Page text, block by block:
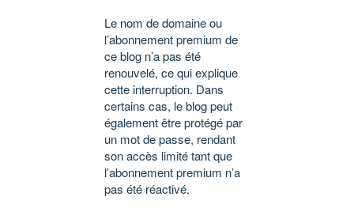
Le nom de domaine ou
l’abonnement premium de
ce blog n’a pas été
renouvelé, ce qui explique
cette interruption. Dans
certains cas, le blog peut
également être protégé par
un mot de passe, rendant
son accès limité tant que
l’abonnement premium n’a
pas été réactivé.